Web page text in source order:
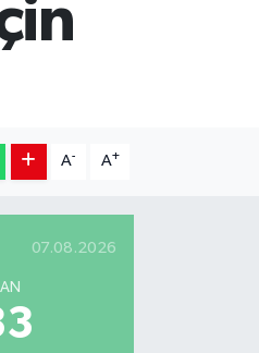
A- A+
07.08.2026